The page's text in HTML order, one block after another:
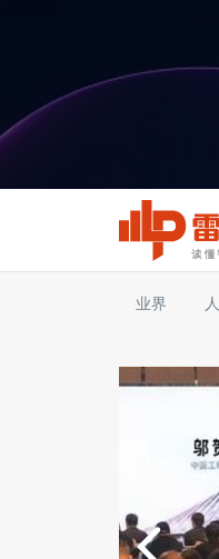
业界